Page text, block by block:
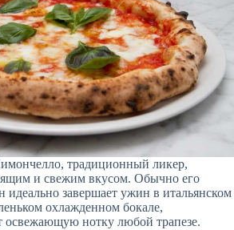
традиционный ликер,
и свежим вкусом. Обычно его
идеально завершает ужин в итальянском
охлажденном бокале,
освежающую нотку любой трапезе.